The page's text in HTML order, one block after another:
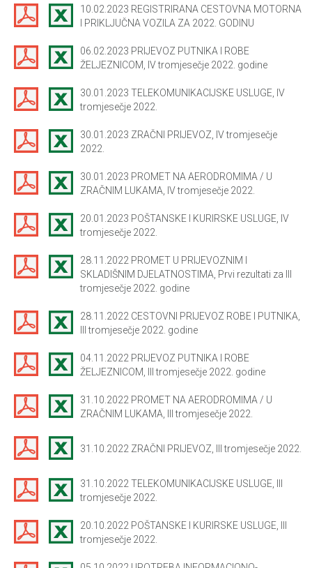
10.02.2023 REGISTRIRANA CESTOVNA MOTORNA
I PRIKLJUČNA VOZILA ZA 2022. GODINU
06.02.2023 PRIJEVOZ PUTNIKA I ROBE
ŽELJEZNICOM, IV tromjesečje 2022. godine
30.01.2023 TELEKOMUNIKACIJSKE USLUGE, IV
tromjesečje 2022.
30.01.2023 ZRAČNI PRIJEVOZ, IV tromjesečje
2022.
30.01.2023 PROMET NA AERODROMIMA / U
ZRAČNIM LUKAMA, IV tromjesečje 2022.
20.01.2023 POŠTANSKE I KURIRSKE USLUGE, IV
tromjesečje 2022.
28.11.2022 PROMET U PRIJEVOZNIM I
SKLADIŠNIM DJELATNOSTIMA, Prvi rezultati za III
tromjesečje 2022. godine
28.11.2022 CESTOVNI PRIJEVOZ ROBE I PUTNIKA,
III tromjesečje 2022. godine
04.11.2022 PRIJEVOZ PUTNIKA I ROBE
ŽELJEZNICOM, III tromjesečje 2022. godine
31.10.2022 PROMET NA AERODROMIMA / U
ZRAČNIM LUKAMA, III tromjesečje 2022.
31.10.2022 ZRAČNI PRIJEVOZ, III tromjesečje 2022.
31.10.2022 TELEKOMUNIKACIJSKE USLUGE, III
tromjesečje 2022.
20.10.2022 POŠTANSKE I KURIRSKE USLUGE, III
tromjesečje 2022.